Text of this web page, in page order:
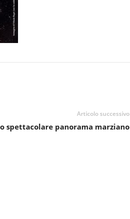
Articolo successivo
spettacolare panorama marziano